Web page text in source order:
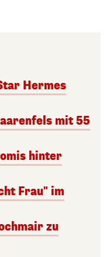
Hermes
mit 55
hinter
Frau" im
zu